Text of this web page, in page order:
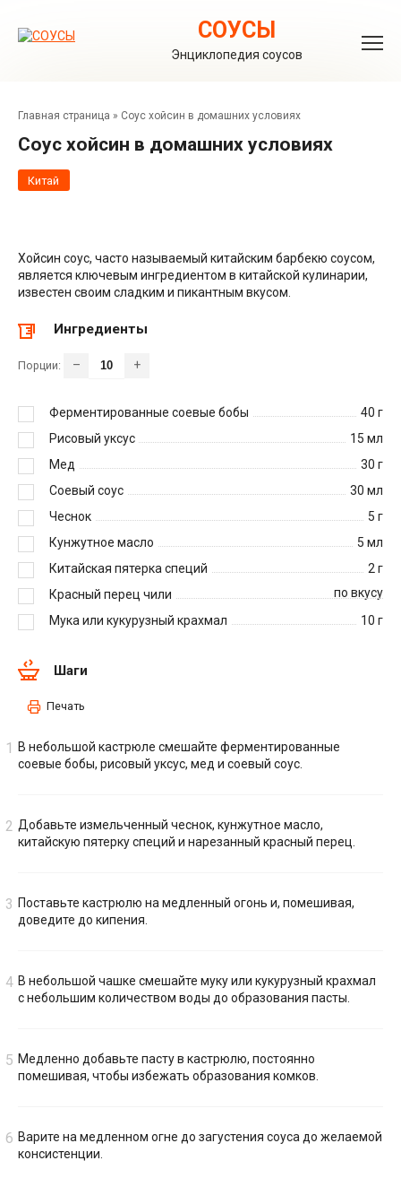
контенту
СОУСЫ
Энциклопедия соусов
Главная страница » Соус хойсин в домашних условиях
Соус хойсин в домашних условиях
Китай
Хойсин соус, часто называемый китайским барбекю соусом,
является ключевым ингредиентом в китайской кулинарии,
известен своим сладким и пикантным вкусом.
Ингредиенты
Порции: – +
Ферментированные соевые бобы 40 г
Рисовый уксус
15 мл
Мед
30 г
Соевый соус
30 мл
Чеснок
5 г
Кунжутное масло
5 мл
Китайская пятерка специй
2 г
Красный перец чили
по вкусу
Мука или кукурузный крахмал
10 г
Шаги
Печать
В небольшой кастрюле смешайте ферментированные
соевые бобы, рисовый уксус, мед и соевый соус.
Добавьте измельченный чеснок, кунжутное масло,
китайскую пятерку специй и нарезанный красный перец.
Поставьте кастрюлю на медленный огонь и, помешивая,
доведите до кипения.
В небольшой чашке смешайте муку или кукурузный крахмал
с небольшим количеством воды до образования пасты.
Медленно добавьте пасту в кастрюлю, постоянно
помешивая, чтобы избежать образования комков.
Варите на медленном огне до загустения соуса до желаемой
консистенции.